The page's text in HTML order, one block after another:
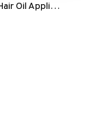
Brushworks Hair Oil Applicator